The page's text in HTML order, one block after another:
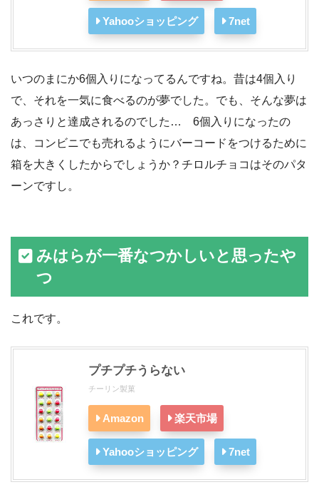
Yahooショッピング 7net
いつのまにか6個入りになってるんですね。昔は4個入り
で、それを一気に食べるのが夢でした。でも、そんな夢は
あっさりと達成されるのでした… 6個入りになったの
は、コンビニでも売れるようにバーコードをつけるために
箱を大きくしたからでしょうか？チロルチョコはそのパタ
ーンですし。
みはらが一番なつかしいと思ったや
つ
これです。
プチプチうらない
チーリン製菓
Amazon 楽天市場
Yahooショッピング 7net